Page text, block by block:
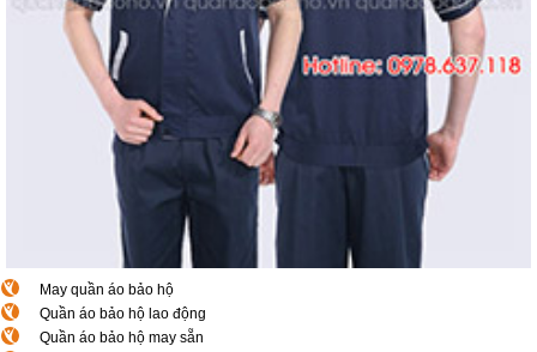
May quần áo bảo hộ
Quần áo bảo hộ lao động
Quần áo bảo hộ may sẵn